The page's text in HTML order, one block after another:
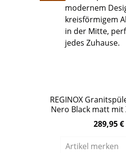
REGINOX
Nero Black matt mit
Regulärer Preis:
289,95 €
Artikel merken